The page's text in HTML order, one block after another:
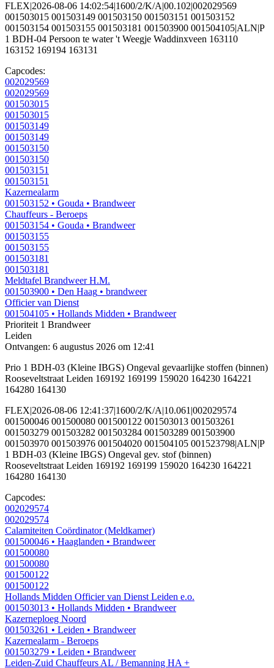
FLEX|2026-08-06 14:02:54|1600/2/K/A|00.102|002029569
001503015 001503149 001503150 001503151 001503152
001503154 001503155 001503181 001503900 001504105|ALN|P
1 BDH-04 Persoon te water 't Weegje Waddinxveen 163110
163152 169194 163131
Capcodes:
002029569
002029569
001503015
001503015
001503149
001503149
001503150
001503150
001503151
001503151
Kazernealarm
001503152 • Gouda • Brandweer
Chauffeurs - Beroeps
001503154 • Gouda • Brandweer
001503155
001503155
001503181
001503181
Meldtafel Brandweer H.M.
001503900 • Den Haag • brandweer
Officier van Dienst
001504105 • Hollands Midden • Brandweer
Prioriteit 1 Brandweer
Leiden
Ontvangen: 6 augustus 2026 om 12:41
Prio 1 BDH-03 (Kleine IBGS) Ongeval gevaarlijke stoffen (binnen)
Rooseveltstraat Leiden 169192 169199 159020 164230 164221
164280 164130
FLEX|2026-08-06 12:41:37|1600/2/K/A|10.061|002029574
001500046 001500080 001500122 001503013 001503261
001503279 001503282 001503284 001503289 001503900
001503970 001503976 001504020 001504105 001523798|ALN|P
1 BDH-03 (Kleine IBGS) Ongeval gev. stof (binnen)
Rooseveltstraat Leiden 169192 169199 159020 164230 164221
164280 164130
Capcodes:
002029574
002029574
Calamiteiten Coördinator (Meldkamer)
001500046 • Haaglanden • Brandweer
001500080
001500080
001500122
001500122
Hollands Midden Officier van Dienst Leiden e.o.
001503013 • Hollands Midden • Brandweer
Kazerneploeg Noord
001503261 • Leiden • Brandweer
Kazernealarm - Beroeps
001503279 • Leiden • Brandweer
Leiden-Zuid Chauffeurs AL / Bemanning HA +